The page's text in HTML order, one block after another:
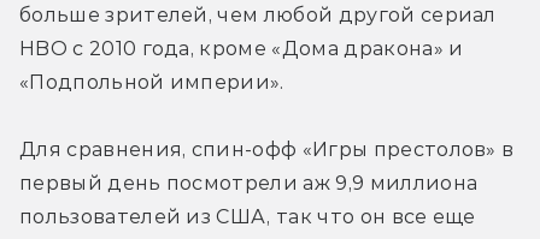
больше зрителей, чем любой другой сериал
HBO с 2010 года, кроме «Дома дракона» и
«Подпольной империи».
Для сравнения, спин-офф «Игры престолов» в
первый день посмотрели аж 9,9 миллиона
пользователей из США, так что он все еще